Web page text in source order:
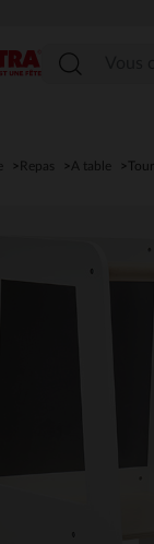
Repas A table